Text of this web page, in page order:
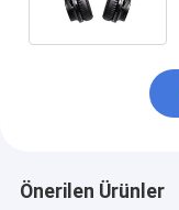
Önerilen Ürünler